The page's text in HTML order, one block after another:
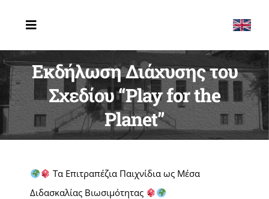
περιεχόμενο
Toggle
Navigation
ΑΡΧΙΚΗ
ΤΟ ΣΧΟΛΕΙΟ
ERASMUS
ΤΕΛΕΥΤΑΙΑ ΝΕΑ
Εκδήλωση Διάχυσης του
Σχεδίου “Play for the
Planet”
Τα Επιτραπέζια Παιχνίδια ως Μέσα
Διδασκαλίας Βιωσιμότητας